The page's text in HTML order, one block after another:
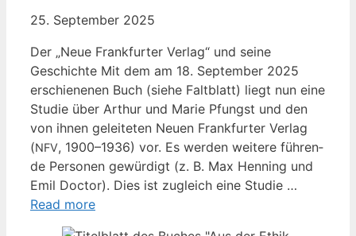
25. Sep­tem­ber 2025
Der „Neue Frank­fur­ter Ver­lag“ und sei­ne
Geschich­te Mit dem am 18. Sep­tem­ber 2025
erschie­ne­nen Buch (sie­he Falt­blatt) liegt nun eine
Stu­die über Arthur und Marie Pfungst und den
von ihnen gelei­te­ten Neu­en Frank­fur­ter Ver­lag
(NFV, 1900–1936) vor. Es wer­den wei­te­re füh­ren­
de Per­so­nen gewür­digt (z. B. Max Hen­ning und
Emil Doc­tor). Dies ist zugleich eine Stu­die …
Read more